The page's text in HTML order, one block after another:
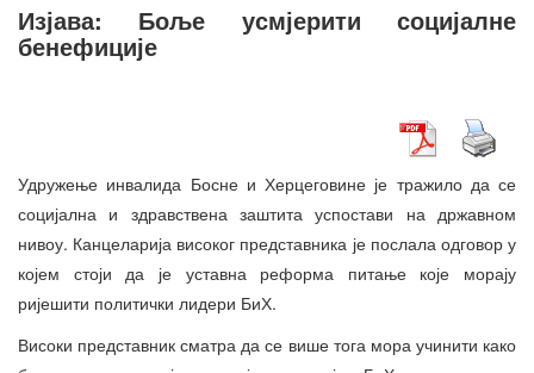
Изјава: Боље усмјерити социјалне
бенефиције
Удружење инвалида Босне и Херцеговине је тражило да се
социјална и здравствена заштита успостави на државном
нивоу. Канцеларија високог представника је послала одговор у
којем стоји да је уставна реформа питање које морају
ријешити политички лидери БиХ.
Високи представник сматра да се више тога мора учинити како